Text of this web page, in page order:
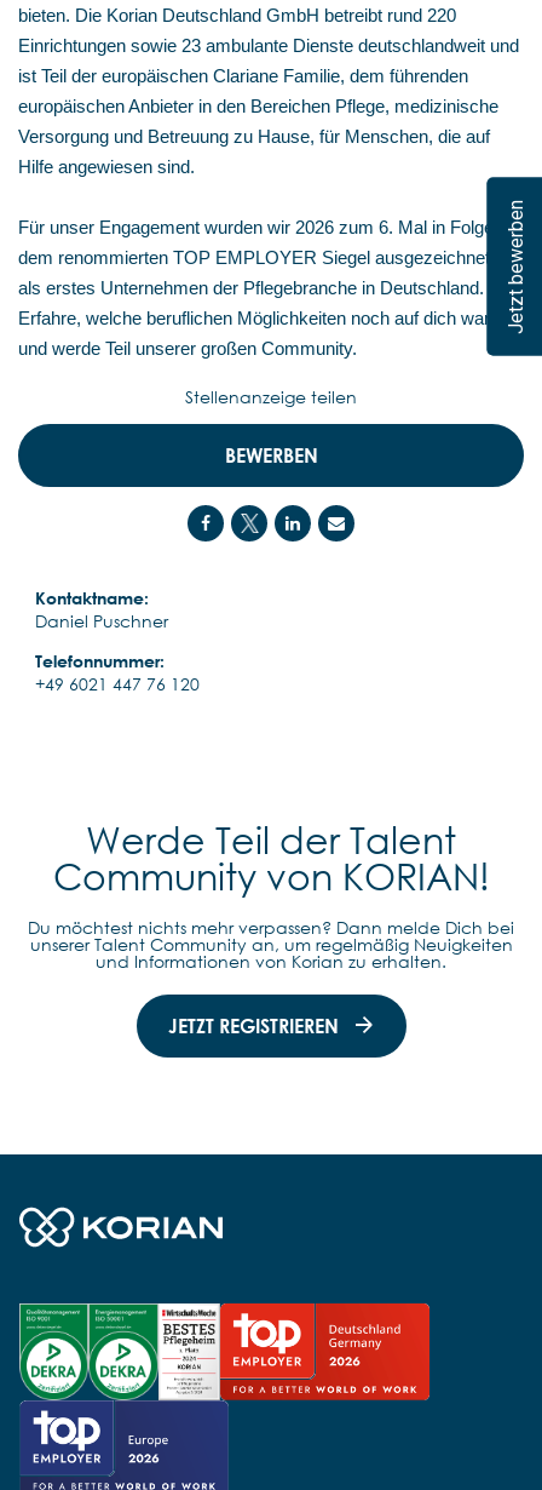
Jetzt bewerben
bieten. Die Korian Deutschland GmbH betreibt rund 220
Einrichtungen sowie 23 ambulante Dienste deutschlandweit und
ist Teil der europäischen Clariane Familie, dem führenden
europäischen Anbieter in den Bereichen Pflege, medizinische
Versorgung und Betreuung zu Hause, für Menschen, die auf
Hilfe angewiesen sind.
Für unser Engagement wurden wir 2026 zum 6. Mal in Folge mit
dem renommierten TOP EMPLOYER Siegel ausgezeichnet –
als erstes Unternehmen der Pflegebranche in Deutschland.
Erfahre, welche beruflichen Möglichkeiten noch auf dich warten,
und werde Teil unserer großen Community.
BEWERBEN
Kontaktname:
Daniel Puschner
Telefonnummer:
+49 6021 447 76 120
Stellenanzeige teilen
Werde Teil der Talent
Community von KORIAN!
Du möchtest nichts mehr verpassen? Dann melde Dich bei
unserer Talent Community an, um regelmäßig Neuigkeiten
und Informationen von Korian zu erhalten.
JETZT REGISTRIEREN